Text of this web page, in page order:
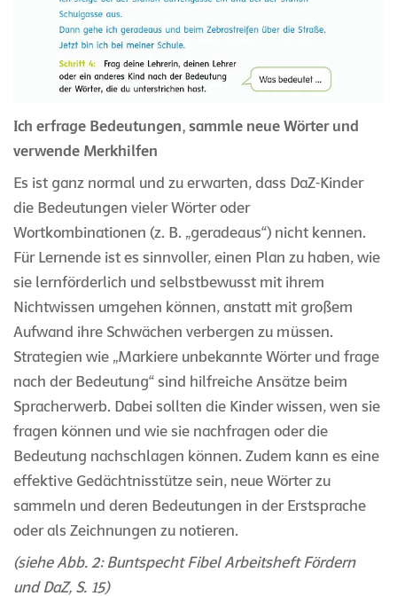
Ich erfrage Bedeutungen, sammle neue Wörter und
verwende Merkhilfen
Es ist ganz normal und zu erwarten, dass DaZ-Kinder
die Bedeutungen vieler Wörter oder
Wortkombinationen (z. B. „geradeaus“) nicht kennen.
Für Lernende ist es sinnvoller, einen Plan zu haben, wie
sie lernförderlich und selbstbewusst mit ihrem
Nichtwissen umgehen können, anstatt mit großem
Aufwand ihre Schwächen verbergen zu müssen.
Strategien wie „Markiere unbekannte Wörter und frage
nach der Bedeutung“ sind hilfreiche Ansätze beim
Spracherwerb. Dabei sollten die Kinder wissen, wen sie
fragen können und wie sie nachfragen oder die
Bedeutung nachschlagen können. Zudem kann es eine
effektive Gedächtnisstütze sein, neue Wörter zu
sammeln und deren Bedeutungen in der Erstsprache
oder als Zeichnungen zu notieren.
(siehe Abb. 2: Buntspecht FibelArbeitsheft Fördern
und DaZ, S. 15)